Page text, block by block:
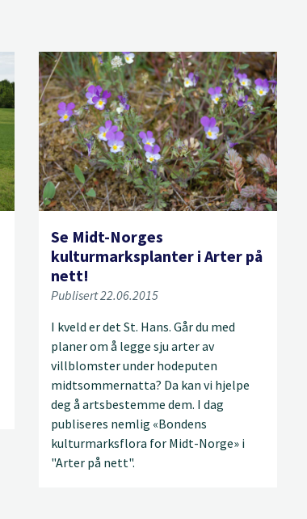
Se Midt-Norges
kulturmarksplanter i Arter på
nett!
Publisert 22.06.2015
I kveld er det St. Hans. Går du med
planer om å legge sju arter av
villblomster under hodeputen
midtsommernatta? Da kan vi hjelpe
deg å artsbestemme dem. I dag
publiseres nemlig «Bondens
kulturmarksflora for Midt-Norge» i
"Arter på nett".